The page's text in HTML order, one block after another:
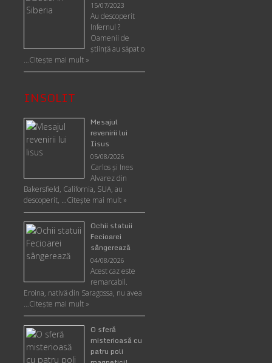
15/07/2023
Au descoperit
Infernul ?
Oamenii de
ştiinţă au săpat o
…Citește mai mult »
INSOLIT
Mesajul
revenirii lui
Iisus
05/08/2026
Carlos şi Ines
Alvarez din
Bakersfield, California, SUA, au
descoperit, …Citeşte mai mult »
Ochii statuii
Fecioarei
sângerează
04/08/2026
Acest caz este
remarcabil.
Eroina, nativă din Saragossa, nu avea
…Citeşte mai mult »
O sferă
misterioasă cu
patru poli